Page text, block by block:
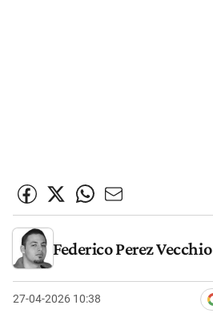
Federico Perez Vecchio
27-04-2026 10:38